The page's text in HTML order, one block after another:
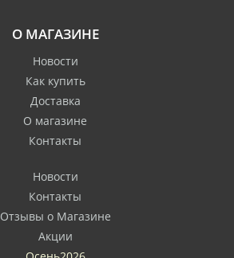
О МАГАЗИНЕ
Новости
Как купить
Доставка
О магазине
Контакты
Новости
Контакты
Отзывы о Магазине
Акции